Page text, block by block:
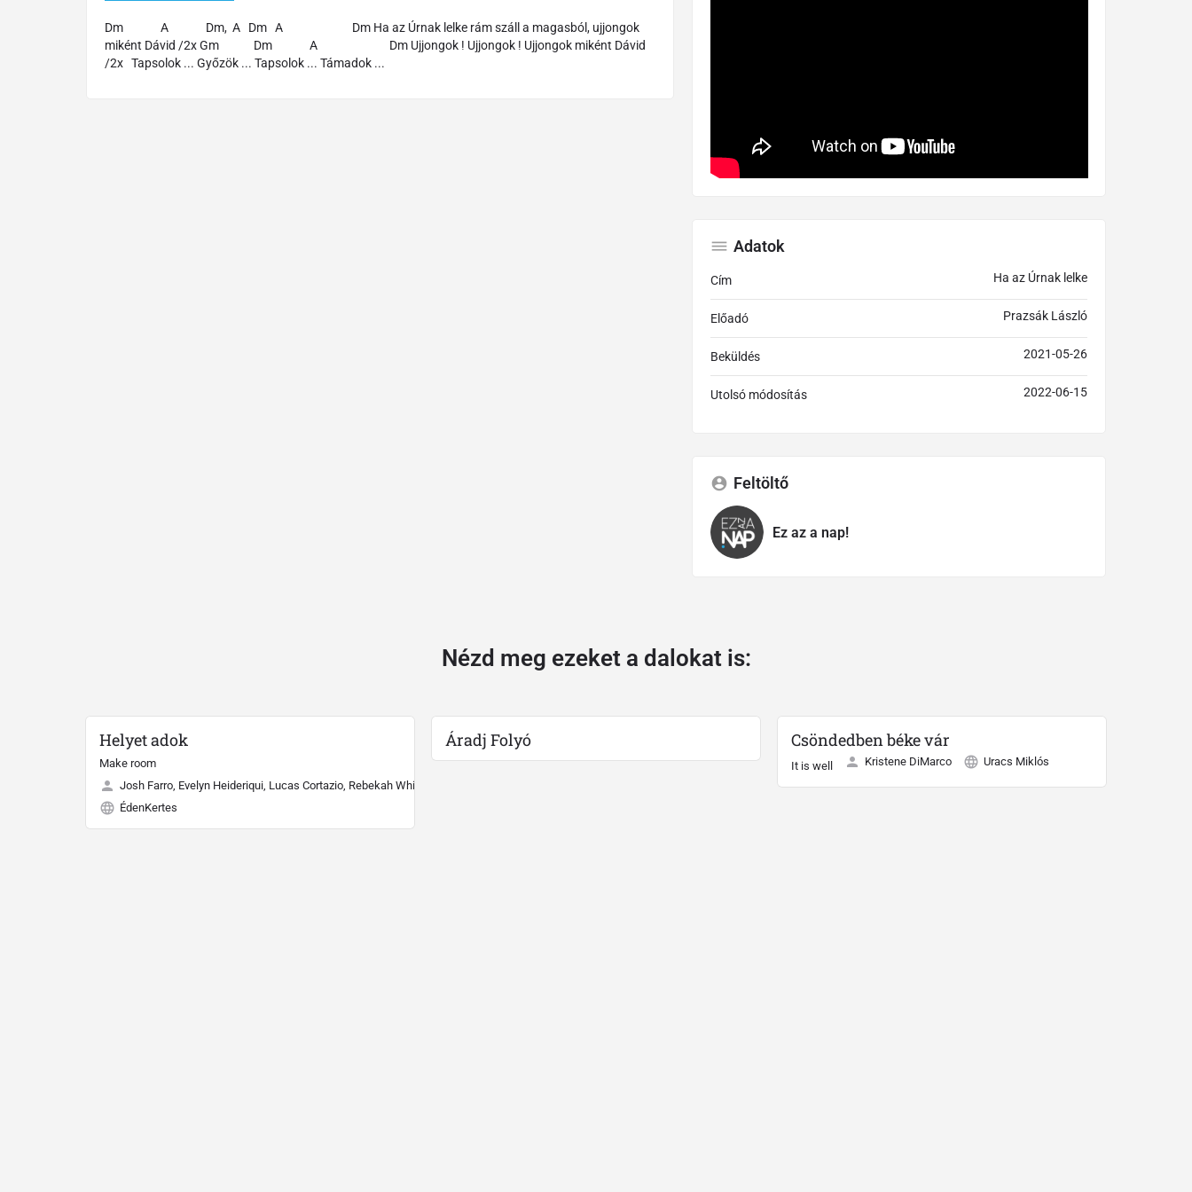
Dm A Dm, A Dm A Dm Ha az Úrnak lelke rám száll a magasból, ujjongok
miként Dávid /2x Gm Dm A Dm Ujjongok ! Ujjongok ! Ujjongok miként Dávid
/2x Tapsolok ... Győzök ... Tapsolok ... Támadok ...
Adatok
Cím Ha az Úrnak lelke
Előadó Prazsák László
Beküldés 2021-05-26
Utolsó módosítás 2022-06-15
Feltöltő
Ez az a nap!
Nézd meg ezeket a dalokat is:
Helyet adok
Make room
Josh Farro, Evelyn Heideriqui, Lucas Cortazio, Rebekah White
ÉdenKertes
Áradj Folyó Csöndedben béke vár
It is well Kristene DiMarco Uracs Miklós